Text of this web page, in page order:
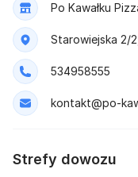
Po Kawałku
Starowiejska 2/
534958555
kontakt@po-
Strefy dowozu